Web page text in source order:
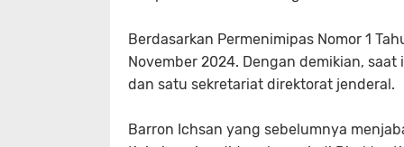
Berdasarkan Permenimipas Nomor 1
November 2024. Dengan demikian,
dan satu sekretariat direktorat jenderal.
Barron Ichsan yang sebelumnya